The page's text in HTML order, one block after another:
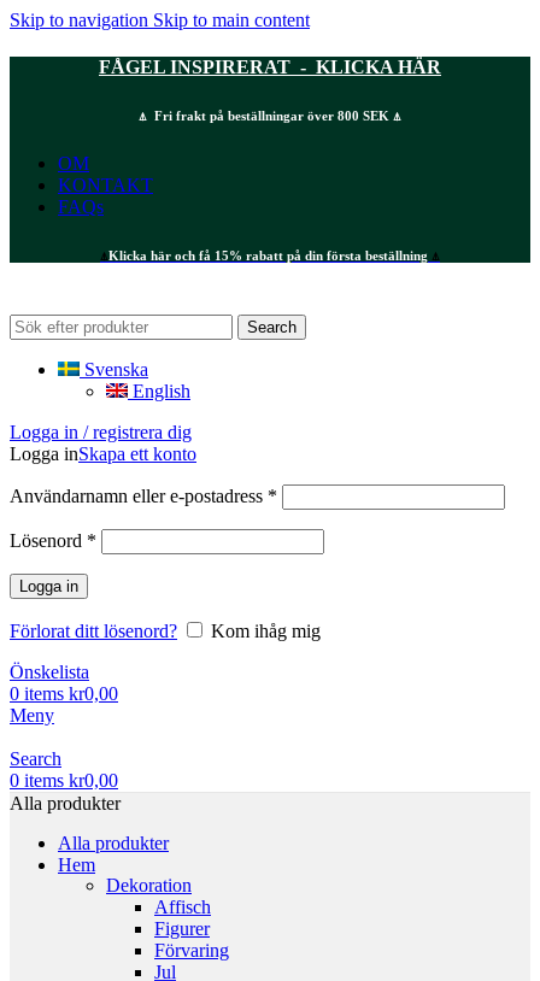
Skip to navigation Skip to main content
FÅGEL INSPIRERAT - KLICKA HÄR
⍋ Fri frakt på beställningar över 800 SEK ⍋
OM
KONTAKT
FAQs
⍋Klicka här och få 15% rabatt på din första beställning ⍋
Search
Svenska
English
Logga in / registrera dig
Logga inSkapa ett konto
Användarnamn eller e-postadress *
Lösenord *
Logga in
Förlorat ditt lösenord?
Kom ihåg mig
Önskelista
0 items kr0,00
Meny
Search
0 items kr0,00
Alla produkter
Alla produkter
Hem
Dekoration
Affisch
Figurer
Förvaring
Jul